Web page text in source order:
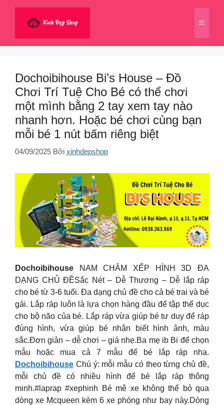
dung
Menu
Dochoibihouse Bi’s House – Đồ
Chơi Trí Tuệ Cho Bé có thể chơi
một mình bằng 2 tay xem tay nào
nhanh hơn. Hoặc bé chơi cùng bạn
mỗi bé 1 nút bấm riêng biệt
04/09/2025 Bởi xinhdepshop
Dochoibihouse NAM CHÂM XẾP HÌNH 3D ĐA
DẠNG CHỦ ĐỀSắc Nét – Dễ Thương – Dễ lắp ráp
cho bé từ 3-6 tuổi. Đa dạng chủ đề cho cả bé trai và bé
gái. Lắp ráp luôn là lựa chọn hàng đầu để tập thể dục
cho bộ não của bé. Lắp ráp vừa giúp bé tư duy để ráp
đúng hình, vừa giúp bé nhận biết hình ảnh, màu
sắc.Đơn giản – dễ chơi – giá nhẹ.Ba mẹ ib Bi để chọn
mẫu hoặc mua cả 7 mẫu để bé lắp ráp nha.
Dochoibihouse Chú ý: mỗi mẫu có theo từng chủ đề,
mỗi chủ đề có nhiều hình để bé lắp ráp thông
minh.#laprap #xephinh Bé mê xe không thể bỏ qua
dòng xe Mcqueen kèm 6 xe phóng như bay này.Dòng